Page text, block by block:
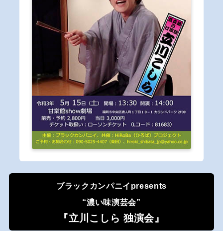
ブラックカンパニイpresents
“濃い味演芸会”
『立川こしら 独演会』